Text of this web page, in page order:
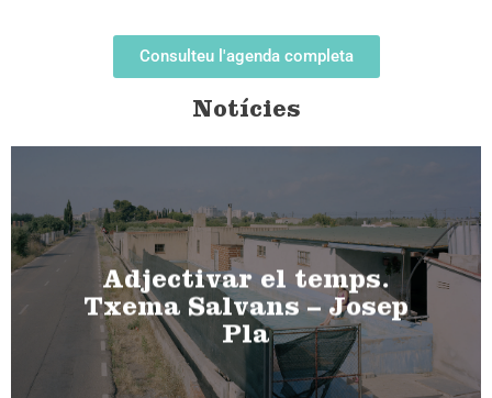
Consulteu l'agenda completa
Notícies
Adjectivar el temps.
Txema Salvans – Josep
Pla